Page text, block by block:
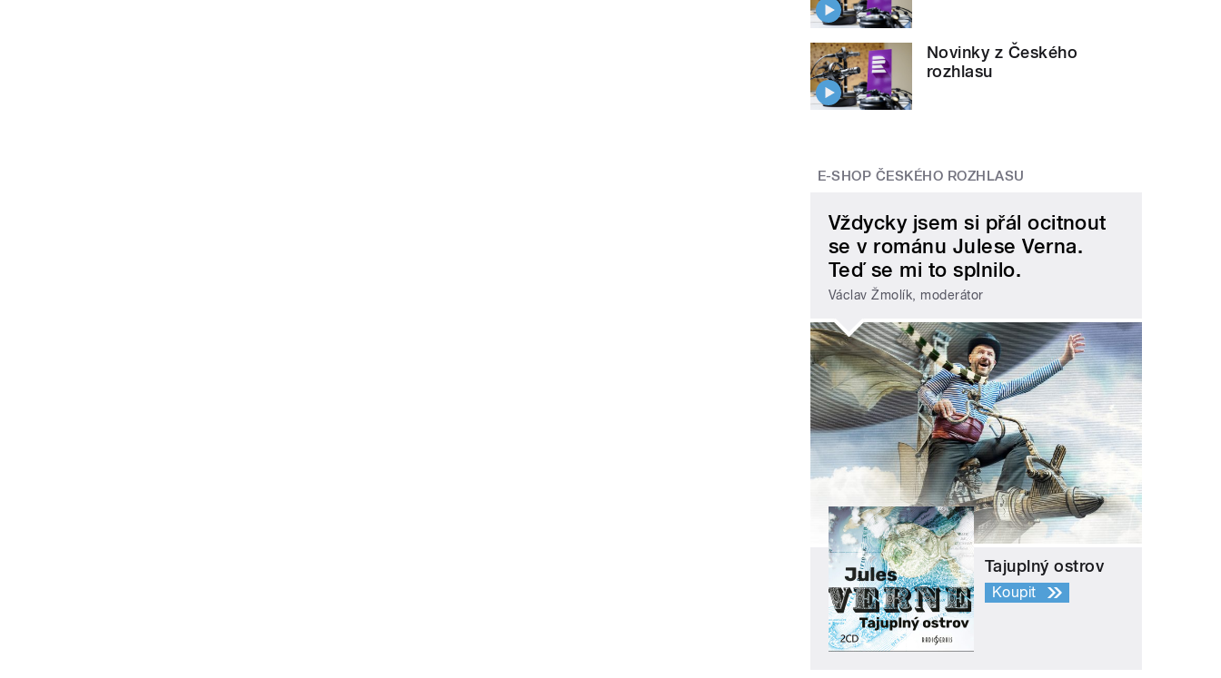
Novinky z Českého
rozhlasu
E-SHOP ČESKÉHO ROZHLASU
Vždycky jsem si přál ocitnout
se v románu Julese Verna.
Teď se mi to splnilo.
Václav Žmolík, moderátor
Tajuplný ostrov
Koupit